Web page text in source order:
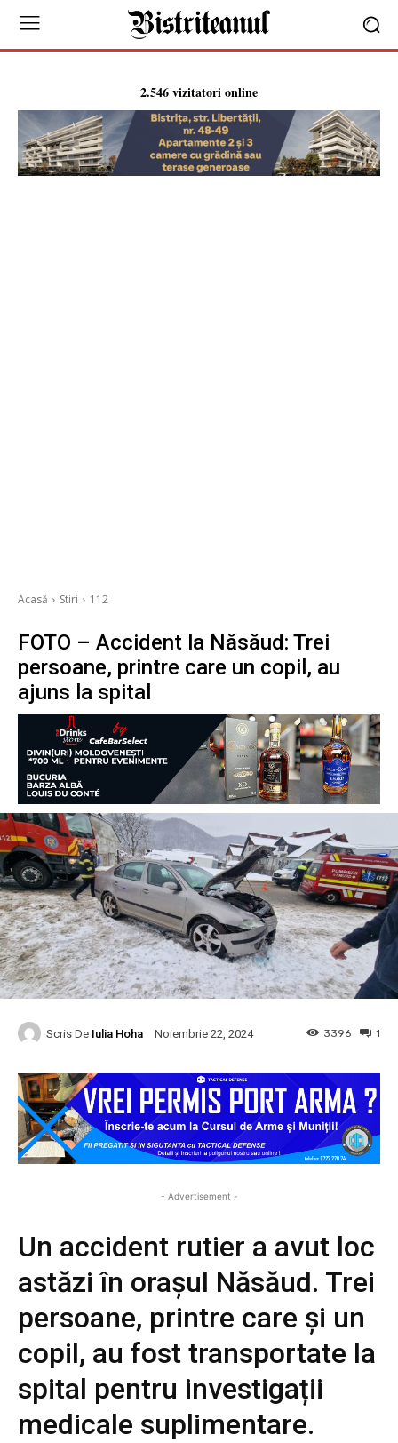
2.546 vizitatori online
Acasă Stiri 112
FOTO – Accident la Năsăud: Trei
persoane, printre care un copil, au
ajuns la spital
Scris De Iulia Hoha Noiembrie 22, 2024 1
3396
- Advertisement -
Un accident rutier a avut loc
astăzi în orașul Năsăud. Trei
persoane, printre care și un
copil, au fost transportate la
spital pentru investigații
medicale suplimentare.